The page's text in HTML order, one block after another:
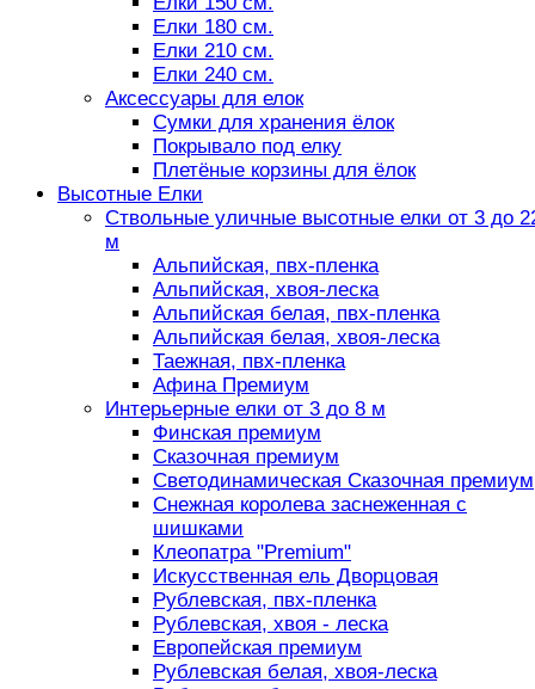
Елки 180 см.
Елки 210 см.
Елки 240 см.
Аксессуары для елок
Сумки для хранения ёлок
Покрывало под елку
Плетёные корзины для ёлок
Высотные Елки
Ствольные уличные высотные елки от 3 до
м
Альпийская, пвх-пленка
Альпийская, хвоя-леска
Альпийская белая, пвх-пленка
Альпийская белая, хвоя-леска
Таежная, пвх-пленка
Афина Премиум
Интерьерные елки от 3 до 8 м
Финская премиум
Сказочная премиум
Светодинамическая Сказочная премиум
Снежная королева заснеженная с
шишками
Клеопатра "Premium"
Искусственная ель Дворцовая
Рублевская, пвх-пленка
Рублевская, хвоя - леска
Европейская премиум
Рублевская белая, хвоя-леска